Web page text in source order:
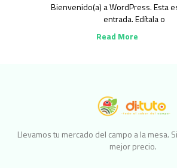
Bienvenido(a) a WordPress. Esta
entrada. Edítala o
Read More
Llevamos tu mercado del campo a la mesa.
mejor precio.